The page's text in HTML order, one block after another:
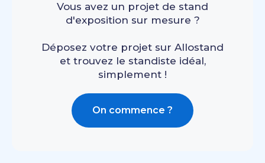
Vous avez un projet de stand
d'exposition sur mesure ?
Déposez votre projet sur Allostand
et trouvez le standiste idéal,
simplement !
On commence ?